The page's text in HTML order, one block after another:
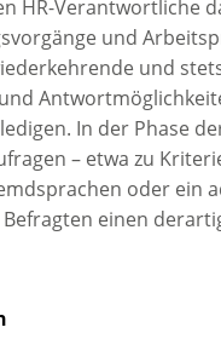
HR-
und
und
In der Phase
– etwa zu
oder ein
einen